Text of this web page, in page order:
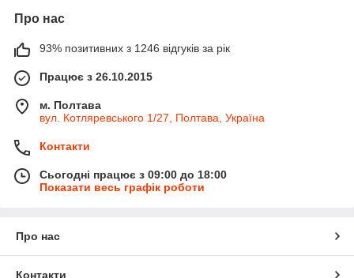
Про нас
93% позитивних з 1246 відгуків за рік
Працює з 26.10.2015
м. Полтава
вул. Котляревського 1/27, Полтава, Україна
Контакти
Сьогодні працює з 09:00 до 18:00
Показати весь графік роботи
Про нас
Контакти